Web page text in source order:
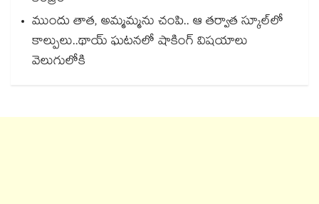
ముందు తాత, అమ్మమ్మను చంపి.. ఆ తర్వాత స్కూల్‌లో
కాల్పులు..థాయ్ ఘటనలో షాకింగ్ విషయాలు
వెలుగులోకి